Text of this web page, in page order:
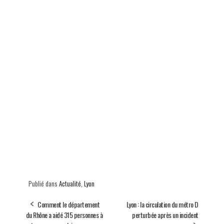
Publié dans Actualité Lyon
Comment le département
du Rhône a aidé 315 personnes à
Lyon : la circulation du métro D
perturbée après un incident